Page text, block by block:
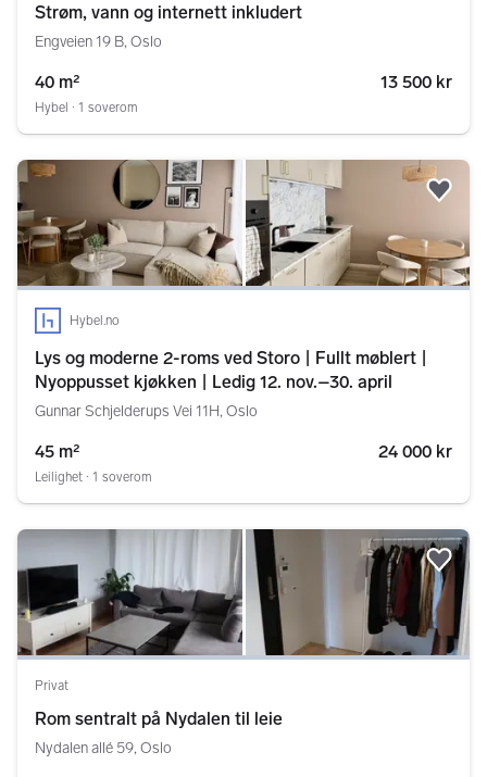
Strøm, vann og internett inkludert
Engveien 19 B, Oslo
40 m² 13 500 kr
Hybel ∙ 1 soverom
Hybel.no
Lys og moderne 2-roms ved Storo | Fullt møblert |
Nyoppusset kjøkken | Ledig 12. nov.–30. april
Gunnar Schjelderups Vei 11H, Oslo
45 m² 24 000 kr
Leilighet ∙ 1 soverom
Privat
Rom sentralt på Nydalen til leie
Nydalen allé 59, Oslo